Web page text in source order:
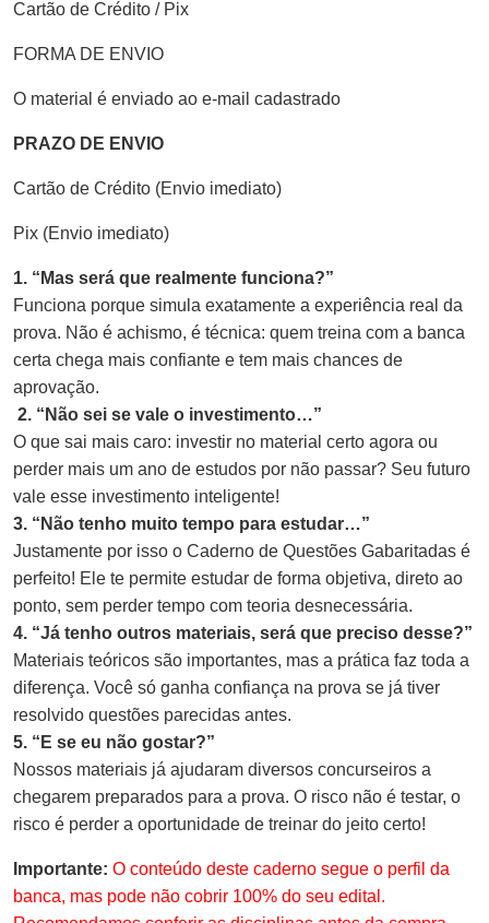
Cartão de Crédito / Pix
FORMA DE ENVIO
O material é enviado ao e-mail cadastrado
PRAZO DE ENVIO
Cartão de Crédito (Envio imediato)
Pix (Envio imediato)
1. “Mas será que realmente funciona?”
Funciona porque simula exatamente a experiência real da
prova. Não é achismo, é técnica: quem treina com a banca
certa chega mais confiante e tem mais chances de
aprovação.
2. “Não sei se vale o investimento…”
O que sai mais caro: investir no material certo agora ou
perder mais um ano de estudos por não passar? Seu futuro
vale esse investimento inteligente!
3. “Não tenho muito tempo para estudar…”
Justamente por isso o Caderno de Questões Gabaritadas é
perfeito! Ele te permite estudar de forma objetiva, direto ao
ponto, sem perder tempo com teoria desnecessária.
4. “Já tenho outros materiais, será que preciso desse?”
Materiais teóricos são importantes, mas a prática faz toda a
diferença. Você só ganha confiança na prova se já tiver
resolvido questões parecidas antes.
5. “E se eu não gostar?”
Nossos materiais já ajudaram diversos concurseiros a
chegarem preparados para a prova. O risco não é testar, o
risco é perder a oportunidade de treinar do jeito certo!
Importante: O conteúdo deste caderno segue o perfil da
banca, mas pode não cobrir 100% do seu edital.